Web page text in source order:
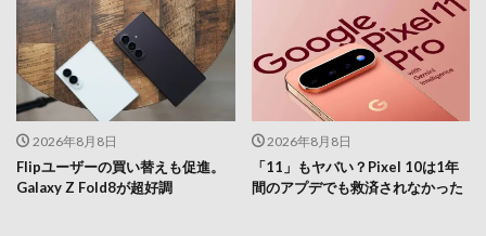
2026年8月8日
Flipユーザーの買い替えも促進。
Galaxy Z Fold8が超好調
2026年8月8日
「11」もヤバい？Pixel 10は1年
間のアプデでも救済されなかった